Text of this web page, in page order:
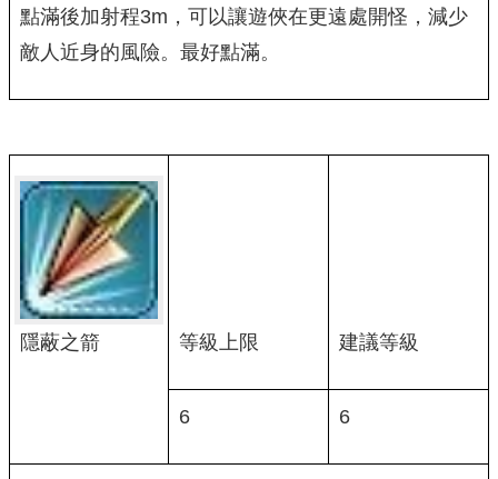
點滿後加射程3m，可以讓遊俠在更遠處開怪，減少
敵人近身的風險。最好點滿。
隱蔽之箭 等級上限 建議等級
6 6